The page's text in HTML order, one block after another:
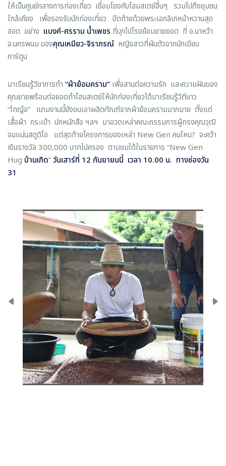
ให้เป็นศูนย์กลางการท่องเที่ยว เชื่อมโยงกับโฮมสเตย์อื่นๆ รวมไปถึงชุมชน
ใกล้เคียง เพื่อรองรับนักท่องเที่ยว ปิดท้ายด้วยพระเอกลิเกหน้าหวานสุด
ฮอต อย่าง แบงค์-ศรราม น้ำเพชร ที่บุกไปโรงย้อมยายยอด ที่ อ.นาหว้า
จ.นครพนม ของคุณเหมียว-จิราภรณ์ หญิงสาวที่ผันตัวจากนักเขียน
การ์ตูน
มาเรียนรู้วิชาการทำ “ผ้าย้อมคราม” เพื่อสานต่อความรัก และความฝันของ
คุณยายพร้อมต่อยอดทำโฮมสเตย์ให้นักท่องเที่ยวได้มาเรียนรู้วิถีชาว
“ไทญ้อ” แถมงานนี้ยังขนเอาผลิตภัณฑ์จากผ้าย้อมครามมากมาย ตั้งแต่
เสื้อผ้า กระเป๋า ปกหนักสือ ฯลฯ มาอวดเหล่าคณะกรรมการผู้ทรงคุณวุฒิ
จนแน่นสตูดิโอ แต่สุดท้ายโครงการของเหล่า New Gen คนไหน? จะคว้า
เงินรางวัล 300,000 บาทไปครอง ตามชมได้ในรายการ “New Gen
Hug บ้านเกิด”วันเสาร์ที่ 12 กันยายนนี้ เวลา 10.00 น. ทางช่องวัน
31